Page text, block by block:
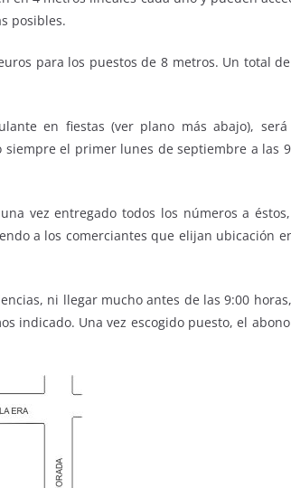
posibles.
para los puestos de 8 metros. Un total
en fiestas (ver plano más abajo), será
siempre el primer lunes de septiembre a las
vez entregado todos los números a
a los comerciantes que elijan ubicación
ni llegar mucho antes de las 9:00
indicado. Una vez escogido puesto, el